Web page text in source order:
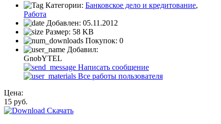
Категории: Банковское дело и кредитование,
Работа
Добавлен: 05.11.2012
Размер: 58 KB
Покупок: 0
Добавил:
GnobYTEL
Написать сообщение
Все работы пользователя
Цена:
15 руб.
Скачать